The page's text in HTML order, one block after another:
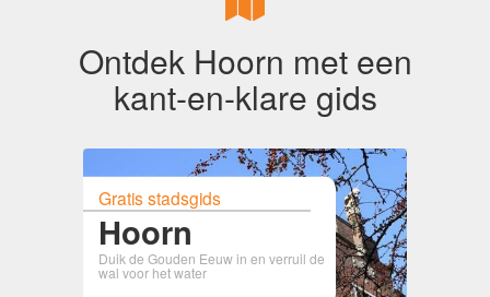
Ontdek Hoorn met een
kant-en-klare gids
Gratis stadsgids
Hoorn
Duik de Gouden Eeuw in en verruil de
wal voor het water